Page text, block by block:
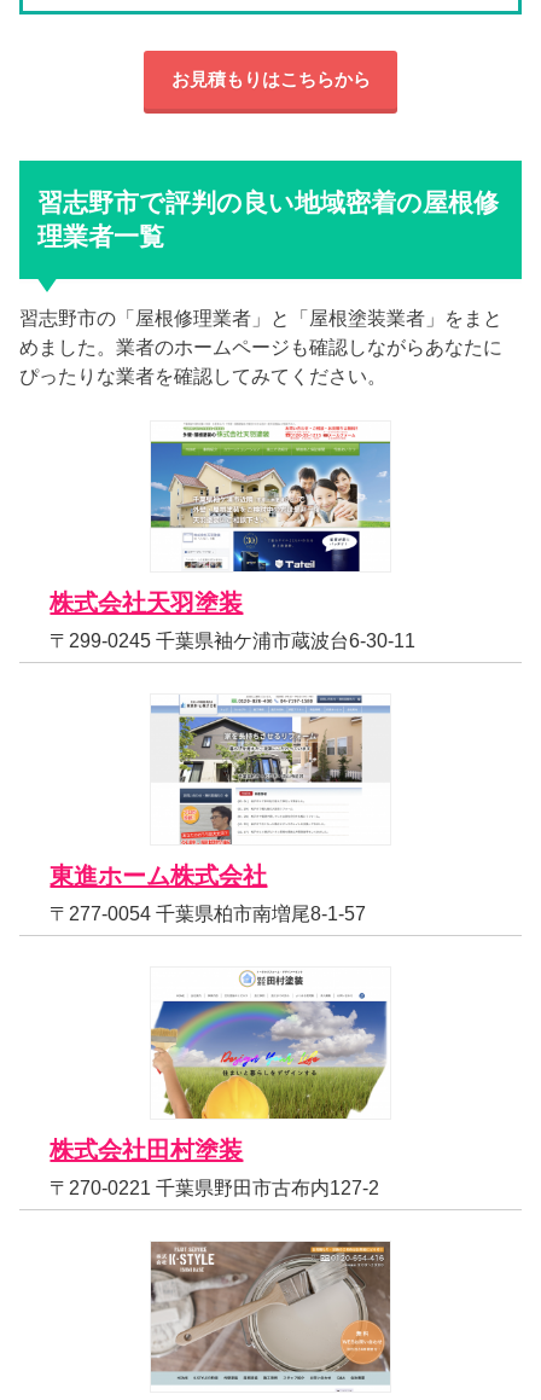
お見積もりはこちらから
習志野市で評判の良い地域密着の屋根修
理業者一覧
習志野市の「屋根修理業者」と「屋根塗装業者」をまと
めました。業者のホームページも確認しながらあなたに
ぴったりな業者を確認してみてください。
株式会社天羽塗装
〒299-0245 千葉県袖ケ浦市蔵波台6-30-11
東進ホーム株式会社
〒277-0054 千葉県柏市南増尾8-1-57
株式会社田村塗装
〒270-0221 千葉県野田市古布内127-2